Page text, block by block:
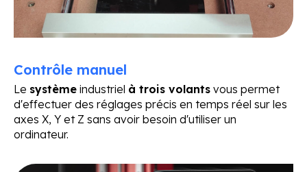
Contrôle manuel
Le système industriel à trois volants vous permet
d'effectuer des réglages précis en temps réel sur les
axes X, Y et Z sans avoir besoin d'utiliser un
ordinateur.